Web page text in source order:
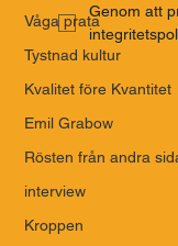
Våga prata
Tystnad kultur
Kvalitet före Kvantitet
Emil Grabow
Rösten från andra
interview
Kroppen
Genom att